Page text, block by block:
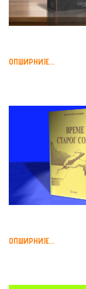
ОПШИРНИЈЕ...
ОПШИРНИЈЕ...